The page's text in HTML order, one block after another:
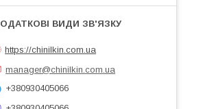
https://chinilkin.com.ua
manager@chinilkin.com.ua
+380930405066